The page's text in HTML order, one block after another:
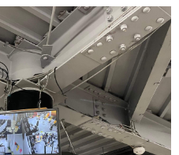
o
n